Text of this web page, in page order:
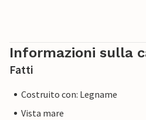
Informazioni sulla
Fatti
Costruito con: Legname
Vista mare